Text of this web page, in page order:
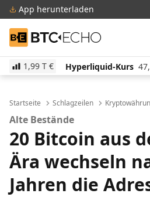
App herunterladen
BTC-ECHO
1,99 T €
Kurs 47,27 € -3.70%
Startseite Schlagzeilen
Alte Bestände
20 Bitcoin aus
Ära wechseln
Jahren die